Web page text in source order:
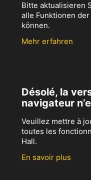
Bitte aktualisieren
alle Funktionen
können.
Mehr erfahren
Désolé, la
navigateur
Veuillez mettre à
toutes les
Hall.
En savoir plus